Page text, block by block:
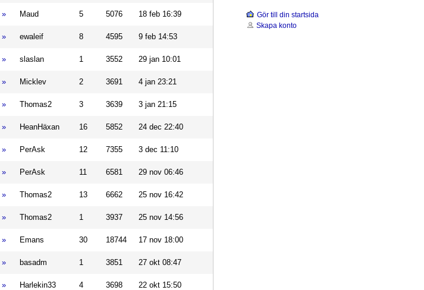
» Maud 5 5076 18 feb 16:39
» ewaleif 8 4595 9 feb 14:53
» slaslan 1 3552 29 jan 10:01
» Micklev 2 3691 4 jan 23:21
» Thomas2 3 3639 3 jan 21:15
» HeanHäxan 16 5852 24 dec 22:40
» PerAsk 12 7355 3 dec 11:10
» PerAsk 11 6581 29 nov 06:46
» Thomas2 13 6662 25 nov 16:42
» Thomas2 1 3937 25 nov 14:56
» Emans 30 18744 17 nov 18:00
» basadm 1 3851 27 okt 08:47
» Harlekin33 4 3698 22 okt 15:50
Gör till din startsida
Skapa konto